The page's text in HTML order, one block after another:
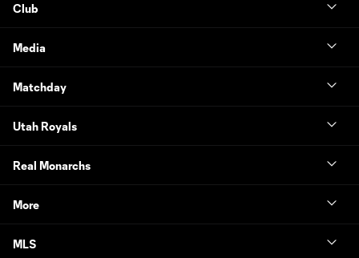
Club
Media
Matchday
Utah Royals
Real Monarchs
More
MLS